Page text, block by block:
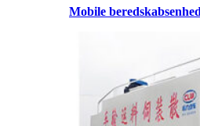
Mobile